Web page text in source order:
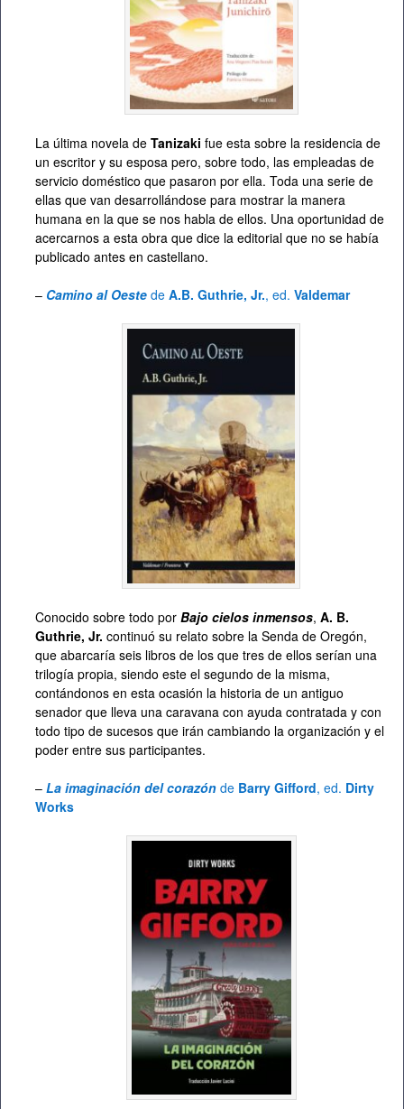
La última novela de Tanizaki fue esta sobre la residencia de
un escritor y su esposa pero, sobre todo, las empleadas de
servicio doméstico que pasaron por ella. Toda una serie de
ellas que van desarrollándose para mostrar la manera
humana en la que se nos habla de ellos. Una oportunidad de
acercarnos a esta obra que dice la editorial que no se había
publicado antes en castellano.
– Camino al Oeste de A.B. Guthrie, Jr., ed. Valdemar
Conocido sobre todo por Bajo cielos inmensos, A. B.
Guthrie, Jr. continuó su relato sobre la Senda de Oregón,
que abarcaría seis libros de los que tres de ellos serían una
trilogía propia, siendo este el segundo de la misma,
contándonos en esta ocasión la historia de un antiguo
senador que lleva una caravana con ayuda contratada y con
todo tipo de sucesos que irán cambiando la organización y el
poder entre sus participantes.
– La imaginación del corazón de Barry Gifford, ed. Dirty
Works